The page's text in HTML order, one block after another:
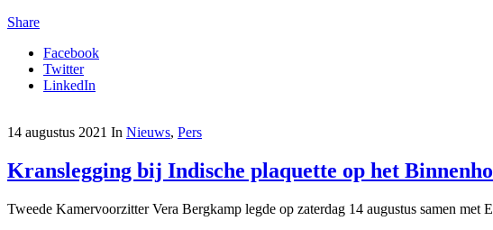
Share
Facebook
Twitter
LinkedIn
14 augustus 2021 In Nieuws, Pers
Kranslegging bij Indische plaquette op het
Tweede Kamervoorzitter Vera Bergkamp legde op zaterdag 14 augustus samen